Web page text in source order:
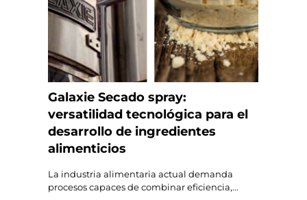
Galaxie Secado spray:
versatilidad tecnológica para el
desarrollo de ingredientes
alimenticios
La industria alimentaria actual demanda
procesos capaces de combinar eficiencia,...